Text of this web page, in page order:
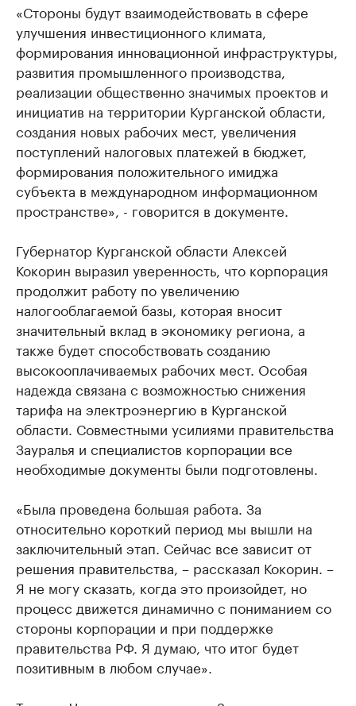
«Стороны будут взаимодействовать в сфере
улучшения инвестиционного климата,
формирования инновационной инфраструктуры,
развития промышленного производства,
реализации общественно значимых проектов и
инициатив на территории Курганской области,
создания новых рабочих мест, увеличения
поступлений налоговых платежей в бюджет,
формирования положительного имиджа
субъекта в международном информационном
пространстве», - говорится в документе.
Губернатор Курганской области Алексей
Кокорин выразил уверенность, что корпорация
продолжит работу по увеличению
налогооблагаемой базы, которая вносит
значительный вклад в экономику региона, а
также будет способствовать созданию
высокооплачиваемых рабочих мест. Особая
надежда связана с возможностью снижения
тарифа на электроэнергию в Курганской
области. Совместными усилиями правительства
Зауралья и специалистов корпорации все
необходимые документы были подготовлены.
«Была проведена большая работа. За
относительно короткий период мы вышли на
заключительный этап. Сейчас все зависит от
решения правительства, – рассказал Кокорин. –
Я не могу сказать, когда это произойдет, но
процесс движется динамично с пониманием со
стороны корпорации и при поддержке
правительства РФ. Я думаю, что итог будет
позитивным в любом случае».